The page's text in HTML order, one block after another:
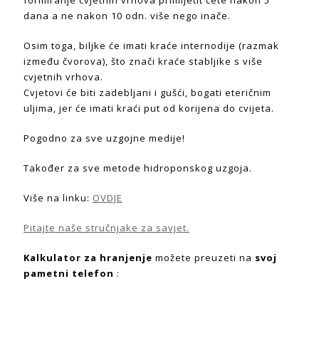
dana a ne nakon 10 odn. više nego inače.
Osim toga, biljke će imati kraće internodije (razmak
između čvorova), što znači kraće stabljike s više
cvjetnih vrhova.
Cvjetovi će biti zadebljani i gušći, bogati eteričnim
uljima, jer će imati kraći put od korijena do cvijeta.
Pogodno za sve uzgojne medije!
Također za sve metode hidroponskog uzgoja.
Više na linku: OVDJE
Pitajte naše stručnjake za savjet.
Kalkulator za hranjenje možete preuzeti na svoj
pametni telefon :